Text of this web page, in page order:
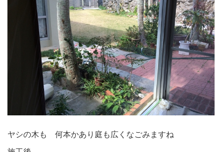
ヤシの木も 何本かあり庭も広くなごみますね